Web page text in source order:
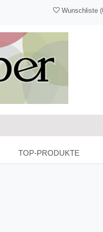
Wunschliste
TOP-PRODUKTE